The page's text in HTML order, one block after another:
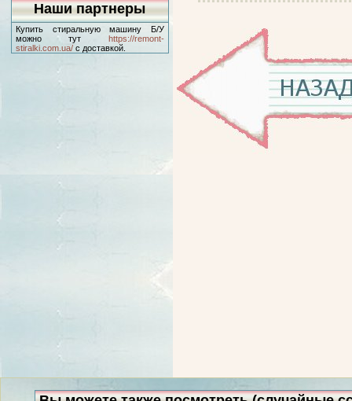
Наши партнеры
Купить стиральную машину Б/У
можно тутhttps://remont-
stiralki.com.ua/с доставкой.